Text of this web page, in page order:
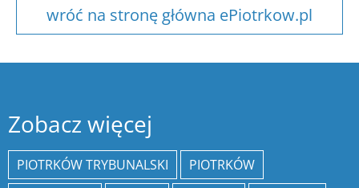
wróć na stronę główna ePiotrkow.pl
Zobacz więcej
PIOTRKÓW TRYBUNALSKI
PIOTRKÓW